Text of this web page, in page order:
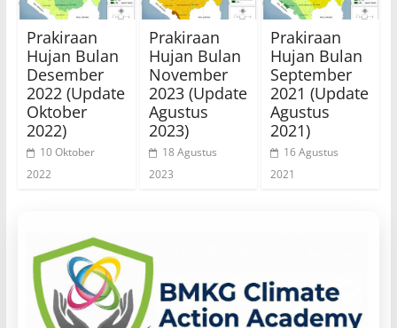
Prakiraan
Hujan Bulan
Desember
2022 (Update
Oktober
2022)
10 Oktober
2022
Prakiraan
Hujan Bulan
November
2023 (Update
Agustus
2023)
18 Agustus
2023
Prakiraan
Hujan Bulan
September
2021 (Update
Agustus
2021)
16 Agustus
2021